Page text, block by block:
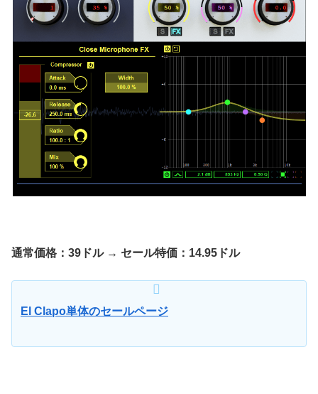
通常価格：39ドル → セール特価：14.95ドル
El Clapo単体のセールページ